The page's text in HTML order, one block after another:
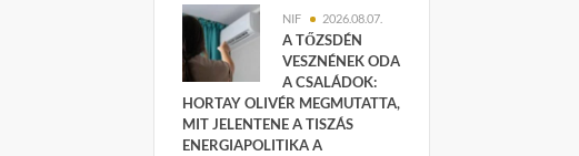
NIF 2026.08.07.
A TŐZSDÉN
VESZNÉNEK ODA
A CSALÁDOK:
HORTAY OLIVÉR MEGMUTATTA,
MIT JELENTENE A TISZÁS
ENERGIAPOLITIKA A